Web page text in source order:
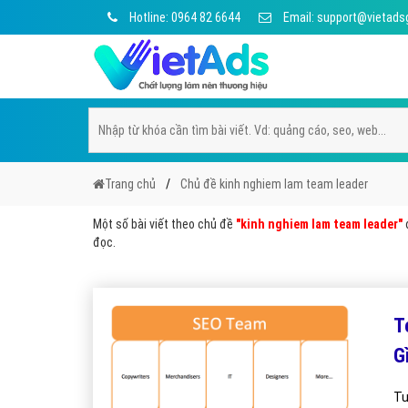
Hotline: 0964 82 6644 Email:
Trang chủ Chủ đề kinh nghiem lam team leader
Một số bài viết theo chủ đề "kinh nghiem lam team leader"
đọc.